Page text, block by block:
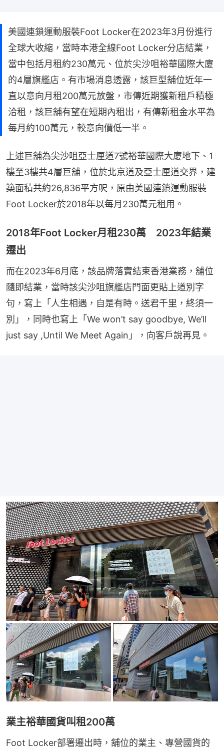
美國連鎖運動服裝Foot Locker在2023年3月份進行
全球大收縮，當時本港全線Foot Locker分店結業，
當中包括月租約230萬元、位於尖沙咀裕華國際大廈
的4層旗艦店。有市場消息透露，該巨型舖位近年一
直以意向月租200萬元放盤，市傳近期獲新租戶積極
洽租，該巨舖有望在短期內租出，有傳新租金水平為
每月約100萬元，較意向價低一半。
上述巨舖為尖沙咀亞士厘道7號裕華國際大廈地下、1
樓至3樓共4層巨舖，位於北京道及亞士厘道交界，建
築面積共約26,836平方呎，原由美國連鎖運動服裝
Foot Locker於2018年以每月230萬元租用。
2018年Foot Locker月租230萬 2023年結業
遷出
而在2023年6月底，該品牌落實結束香港業務，舖位
隨即結業，當時該尖沙咀旗艦店門面更貼上道別字
句，寫上「人生相遇，自是有時。送君千里，終須一
別」，同時也寫上「We won’t say goodbye, We’ll
just say ,Until We Meet Again」，向客戶說再見。
業主裕華國貨叫租200萬
Foot Locker部署遷出時，舖位的業主、專營國貨的